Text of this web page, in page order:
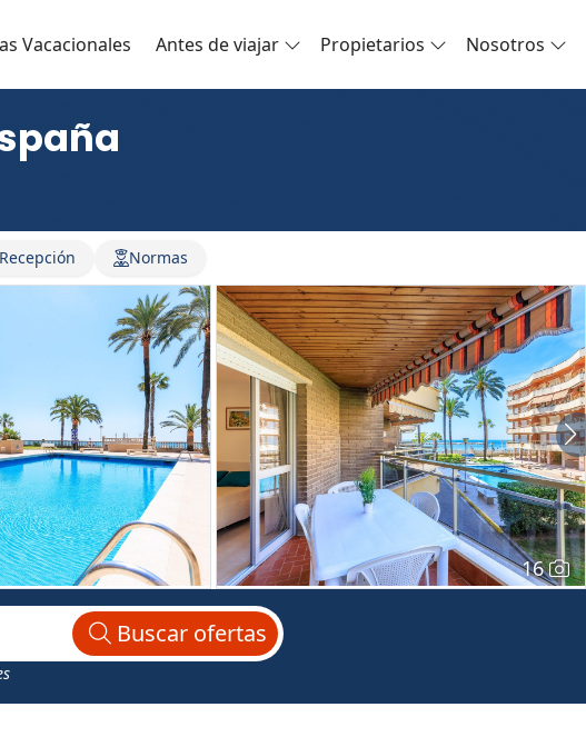
Vacacionales Antes de viajar Propietarios Nosotros
Recepción Normas
16
Buscar ofertas